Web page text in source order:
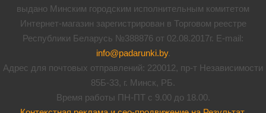
выдано Минским городским исполнительным комитетом
Интернет-магазин зарегистрирован в Торговом реестре
Республики Беларусь №388876 от 02.08.2017г. E-mail:
info@padarunki.by.
Адрес для почтовых отправлений: 220012, пр-т Независимости
85Б-33, г. Минск, РБ.
Время работы ПН-ПТ с 9.00 до 18.00.